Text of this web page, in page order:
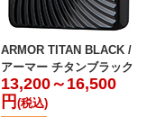
ARMOR TITAN BLACK /
アーマー チタンブラック
13,200～16,500
円 (税込)